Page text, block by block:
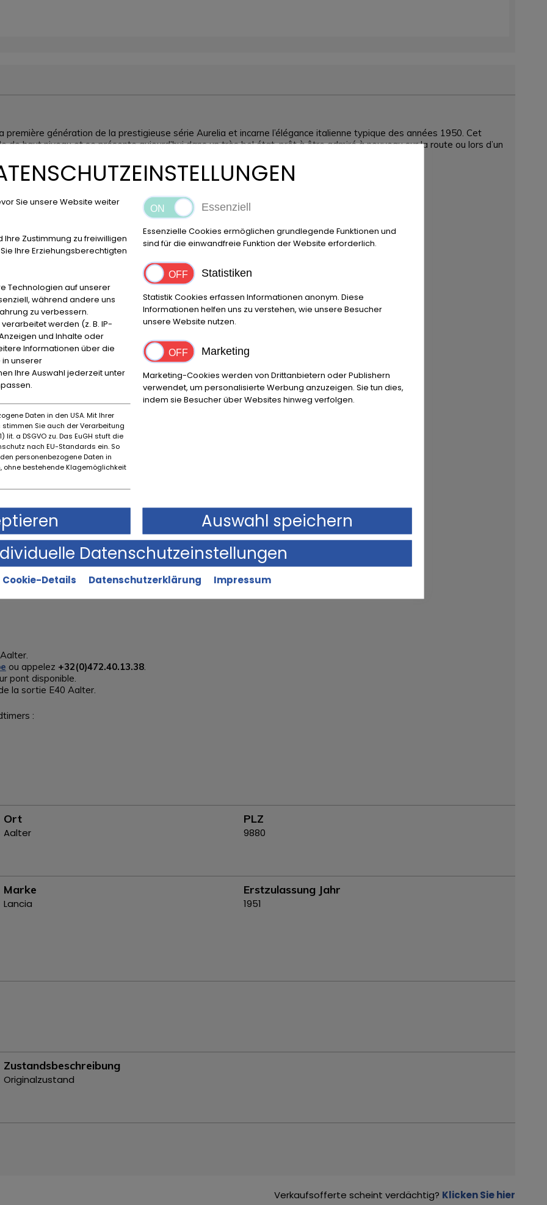
génération de la prestigieuse série Aurelia et incarne l’élégance italienne typique des années 1950. Cet
de haut niveau et se présente aujourd’hui dans un très bel état, prêt à être admiré à nouveau sur la route ou lors d’un
d’inspection contenant les éléments suivants.
notre vidéo sur les km/miles pour les oldtimers)
excellente.
excellent état.
aux carburateurs.
boîtier de direction.
ou appelez +32(0)472.40.13.38.
pont disponible.
la sortie E40 Aalter.
:
Ort
Aalter
PLZ
9880
Marke
Lancia
Erstzulassung Jahr
1951
Zustandsbeschreibung
Originalzustand
Verkaufsofferte scheint verdächtig? Klicken Sie hier
Sie unsere Website weiter
Ihre Zustimmung zu freiwilligen
Ihre Erziehungsberechtigten
Technologien auf unserer
während andere uns
zu verbessern.
werden (z. B. IP-
und Inhalte oder
Informationen über die
unserer
Ihre Auswahl jederzeit unter
Daten in den USA. Mit Ihrer
Sie auch der Verarbeitung
lit. a DSGVO zu. Das EuGH stuft die
nach EU-Standards ein. So
personenbezogene Daten in
bestehende Klagemöglichkeit
Essenziell
Essenzielle Cookies ermöglichen grundlegende Funktionen und
sind für die einwandfreie Funktion der Website erforderlich.
Statistiken
Statistik Cookies erfassen Informationen anonym. Diese
Informationen helfen uns zu verstehen, wie unsere Besucher
unsere Website nutzen.
Marketing
Marketing-Cookies werden von Drittanbietern oder Publishern
verwendet, um personalisierte Werbung anzuzeigen. Sie tun dies,
indem sie Besucher über Websites hinweg verfolgen.
Auswahl speichern
Datenschutzeinstellungen
Cookie-Details Datenschutzerklärung Impressum